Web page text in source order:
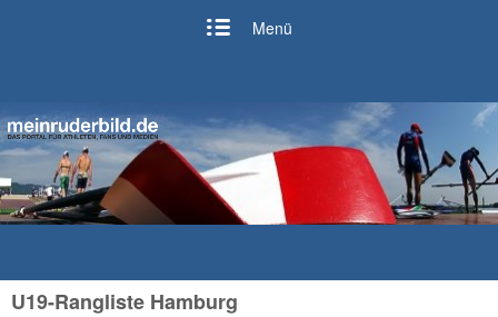
Menü
U19-Rangliste Hamburg